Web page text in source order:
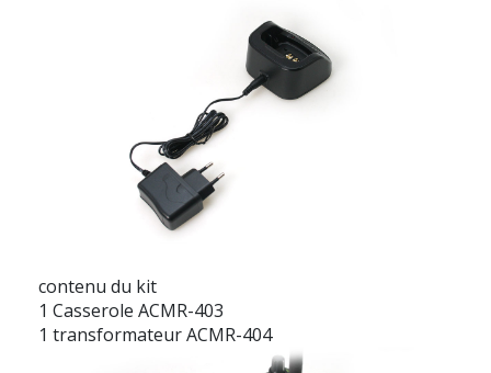
contenu du kit
1 Casserole ACMR-403
1 transformateur ACMR-404